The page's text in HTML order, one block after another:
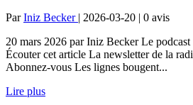
ParIniz Becker | 2026-03-20 | 0 avis
20 mars 2026 par Iniz Becker Le podcast
Écouter cet article La newsletter de la
Abonnez-vous Les lignes bougent...
Lire plus